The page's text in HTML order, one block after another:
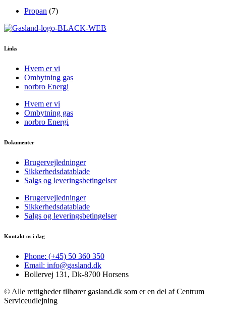
Propan
77
Links
Hvem er vi
Ombytning gas
norbro Energi
Hvem er vi
Ombytning gas
norbro Energi
Dokumenter
Brugervejledninger
Sikkerhedsdatablade
Salgs og leveringsbetingelser
Brugervejledninger
Sikkerhedsdatablade
Salgs og leveringsbetingelser
Kontakt os i dag
Phone: (+45) 50 360 350
Email: info@gasland.dk
Bollervej 131, Dk-8700 Horsens
© Alle rettigheder tilhører gasland.dk som er en del af Centrum
Serviceudlejning